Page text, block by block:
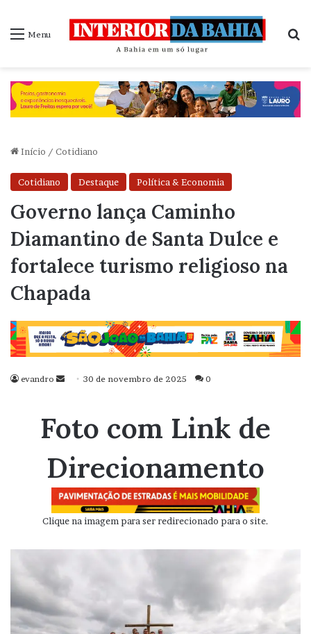
Menu
Início / Cotidiano
Cotidiano Destaque Política & Economia
Governo lança Caminho
Diamantino de Santa Dulce e
fortalece turismo religioso na
Chapada
evandro
Mande
mail
30 de novembro de 2025 0
Foto com Link de
Direcionamento
Clique na imagem para ser redirecionado para o site.